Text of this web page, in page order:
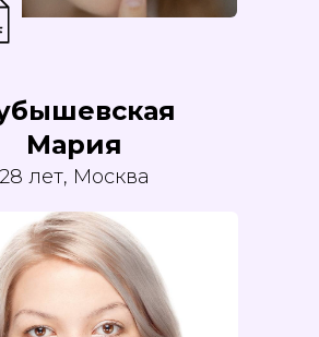
Мария
28 лет, Москва